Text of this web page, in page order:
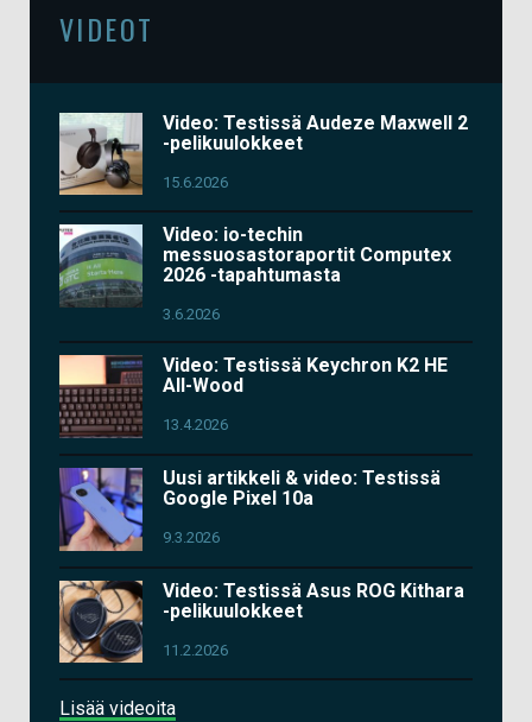
VIDEOT
Video: Testissä Audeze Maxwell 2
-pelikuulokkeet
15.6.2026
Video: io-techin
messuosastoraportit Computex
2026 -tapahtumasta
3.6.2026
Video: Testissä Keychron K2 HE
All-Wood
13.4.2026
Uusi artikkeli & video: Testissä
Google Pixel 10a
9.3.2026
Video: Testissä Asus ROG Kithara
-pelikuulokkeet
11.2.2026
Lisää videoita